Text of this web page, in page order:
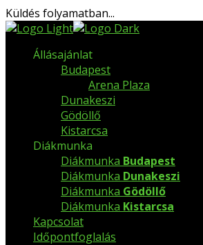
Küldés folyamatban...
Állásajánlat
Budapest
Arena Plaza
Dunakeszi
Gödöllő
Kistarcsa
Diákmunka
Diákmunka Budapest
Diákmunka Dunakeszi
Diákmunka Gödöllő
Diákmunka Kistarcsa
Kapcsolat
Időpontfoglalás